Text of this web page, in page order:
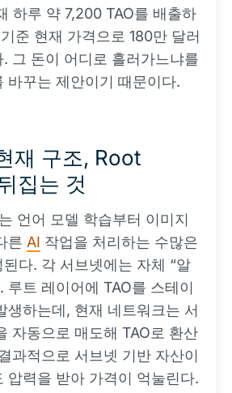
하루 약 7,200 TAO를 배출하
준 현재 가격으로 180만 달러
그 돈이 어디로 흘러가느냐를
바꾸는 제안이기 때문이다.
재 구조, Root
집는 것
언어 모델 학습부터 이미지
른 AI 작업을 처리하는 수많은
다. 각 서브넷에는 자체 “알
루트 레이어에 TAO를 스테이
생하는데, 현재 네트워크는 서
자동으로 매도해 TAO로 환산
과적으로 서브넷 기반 자산이
압력을 받아 가격이 억눌린다.